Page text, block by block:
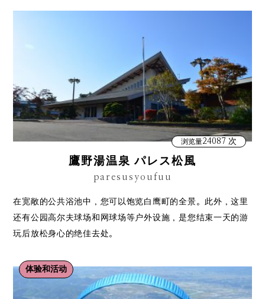
浏览量24087 次
鷹野湯温泉 パレス松風
paresusyoufuu
在宽敞的公共浴池中，您可以饱览白鹰町的全景。此外，这里
还有公园高尔夫球场和网球场等户外设施，是您结束一天的游
玩后放松身心的绝佳去处。
体验和活动